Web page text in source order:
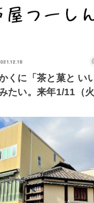
くに「茶と菓と い
たい。来年1/11（